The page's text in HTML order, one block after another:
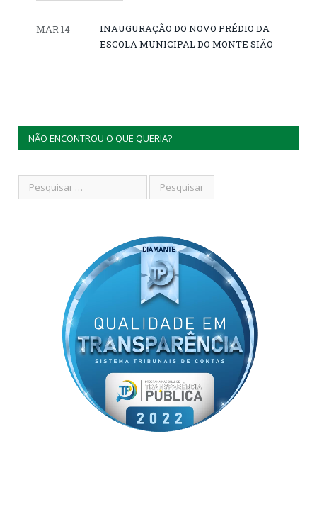
MAR 14
INAUGURAÇÃO DO NOVO PRÉDIO DA
ESCOLA MUNICIPAL DO MONTE SIÃO
NÃO ENCONTROU O QUE QUERIA?